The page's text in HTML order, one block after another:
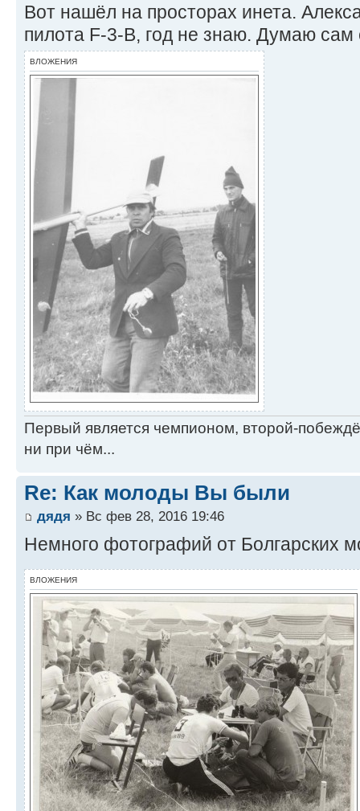
Вот нашёл на просторах инета.
пилота F-3-B, год не знаю. Думаю сам
ВЛОЖЕНИЯ
Первый является чемпионом, второй-
ни при чём...
Re: Как молоды Вы были
дядя » Вс фев 28, 2016 19:46
Немного фотографий от Болгарских
ВЛОЖЕНИЯ